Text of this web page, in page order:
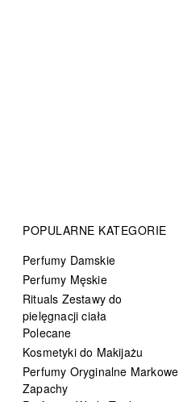
POPULARNE KATEGORIE
Perfumy Damskie
Perfumy Męskie
Rituals Zestawy do
pielęgnacji ciała
Polecane
Kosmetyki do Makijażu
Perfumy Oryginalne Markowe
Zapachy